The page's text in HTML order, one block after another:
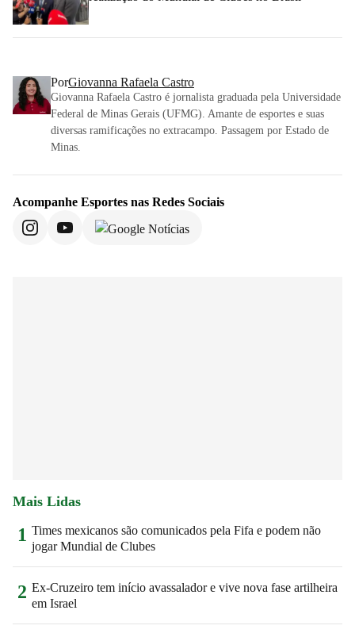
PorGiovanna Rafaela Castro
Giovanna Rafaela Castro é jornalista graduada pela Universidade
Federal de Minas Gerais (UFMG). Amante de esportes e suas
diversas ramificações no extracampo. Passagem por Estado de
Minas.
Acompanhe Esportes nas Redes Sociais
Mais Lidas
1 Times mexicanos são comunicados pela Fifa e podem não
jogar Mundial de Clubes
2 Ex-Cruzeiro tem início avassalador e vive nova fase artilheira
em Israel